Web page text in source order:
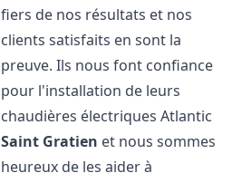
fiers de nos résultats et nos
clients satisfaits en sont la
preuve. Ils nous font confiance
pour l'installation de leurs
chaudières électriques Atlantic
Saint Gratien et nous sommes
heureux de les aider à